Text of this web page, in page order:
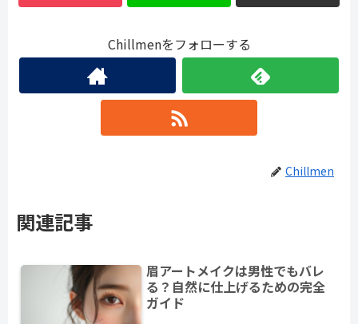
Chillmenをフォローする
Chillmen
関連記事
眉アートメイクは男性でもバレ
る？自然に仕上げるための完全
ガイド